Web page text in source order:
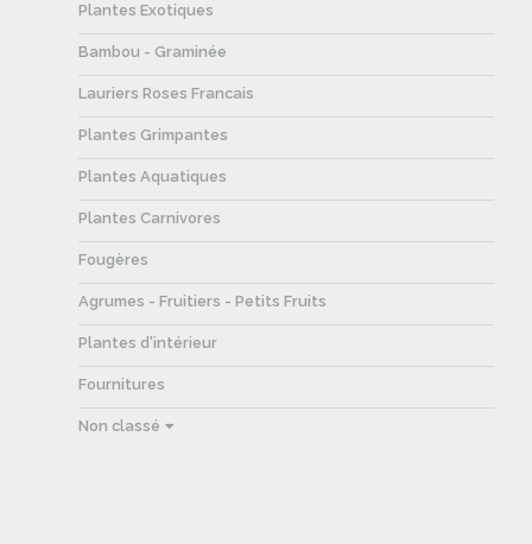
Plantes Exotiques
Bambou - Graminée
Lauriers Roses Francais
Plantes Grimpantes
Plantes Aquatiques
Plantes Carnivores
Fougères
Agrumes - Fruitiers - Petits Fruits
Plantes d'intérieur
Fournitures
Non classé